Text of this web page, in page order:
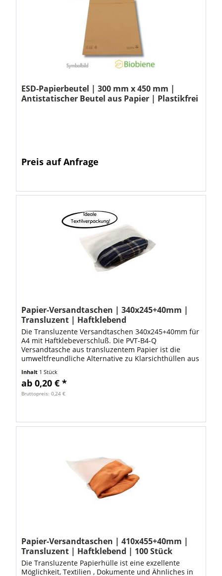
ESD-Papierbeutel | 300 mm x 450 mm |
Antistatischer Beutel aus Papier | Plastikfrei
Preis auf Anfrage
Papier-Versandtaschen | 340x245+40mm |
Transluzent | Haftklebend
Die Transluzente Versandtaschen 340x245+40mm für
A4 mit Haftklebeverschluß. Die PVT-B4-Q
Versandtasche aus transluzentem Papier ist die
umweltfreundliche Alternative zu Klarsichthüllen aus
Inhalt 1 Stück
ab 0,20 € *
Bruttopreis: 0,24 €
Papier-Versandtaschen | 410x455+40mm |
Transluzent | Haftklebend | 100 Stück
Die Transluzente Papierhülle ist eine exzellente
Möglichkeit, Textilien , Dokumente und Ähnliches in